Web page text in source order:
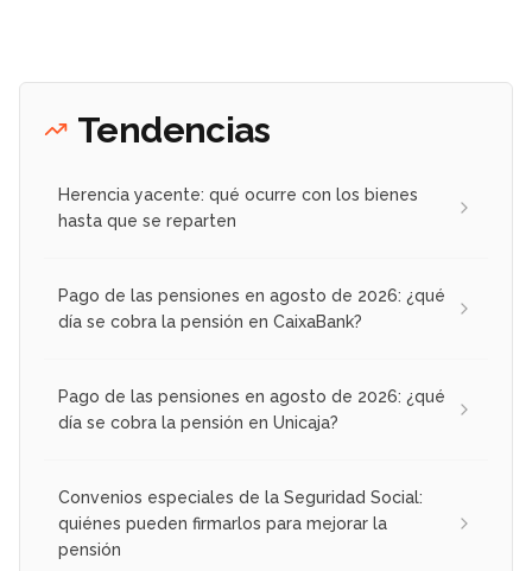
Tendencias
Herencia yacente: qué ocurre con los bienes
hasta que se reparten
Pago de las pensiones en agosto de 2026: ¿qué
día se cobra la pensión en CaixaBank?
Pago de las pensiones en agosto de 2026: ¿qué
día se cobra la pensión en Unicaja?
Convenios especiales de la Seguridad Social:
quiénes pueden firmarlos para mejorar la
pensión